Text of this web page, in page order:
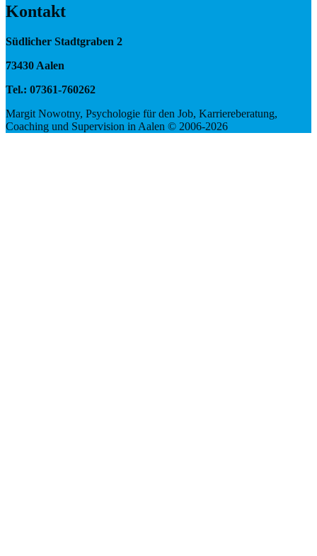
Kontakt
Südlicher Stadtgraben 2
73430 Aalen
Tel.: 07361-760262
Margit Nowotny, Psychologie für den Job, Karriereberatung,
Coaching und Supervision in Aalen © 2006-2026